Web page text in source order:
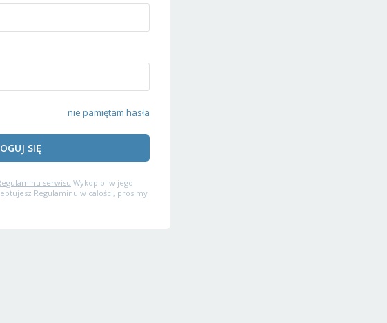
nie pamiętam hasła
SIĘ
serwisu Wykop.pl w jego
Regulaminu w całości, prosimy